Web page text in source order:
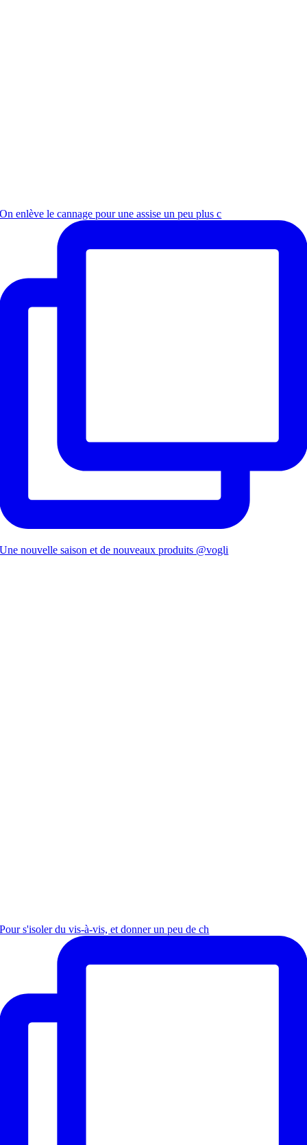
On enlève le cannage pour une assise un peu plus c
Une nouvelle saison et de nouveaux produits @vogli
Pour s'isoler du vis-à-vis, et donner un peu de ch